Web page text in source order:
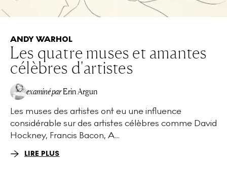
ANDY WARHOL
Les quatre muses et amantes
célèbres d'artistes
EA
examiné par Erin Argun
Les muses des artistes ont eu une influence
considérable sur des artistes célèbres comme David
Hockney, Francis Bacon, A...
LIRE PLUS